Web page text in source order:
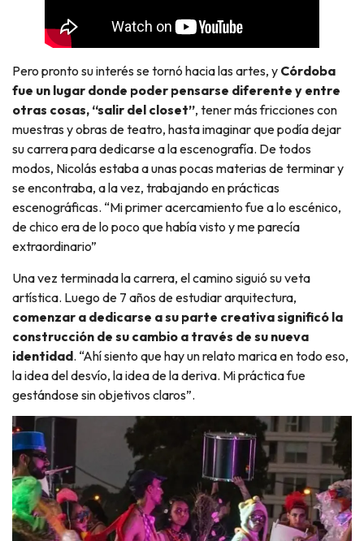
Pero pronto su interés se tornó hacia las artes, y Córdoba
fue un lugar donde poder pensarse diferente y entre
otras cosas, “salir del closet”, tener más fricciones con
muestras y obras de teatro, hasta imaginar que podía dejar
su carrera para dedicarse a la escenografía. De todos
modos, Nicolás estaba a unas pocas materias de terminar y
se encontraba, a la vez, trabajando en prácticas
escenográficas. “Mi primer acercamiento fue a lo escénico,
de chico era de lo poco que había visto y me parecía
extraordinario”
Una vez terminada la carrera, el camino siguió su veta
artística. Luego de 7 años de estudiar arquitectura,
comenzar a dedicarse a su parte creativa significó la
construcción de su cambio a través de su nueva
identidad. “Ahí siento que hay un relato marica en todo eso,
la idea del desvío, la idea de la deriva. Mi práctica fue
gestándose sin objetivos claros”.